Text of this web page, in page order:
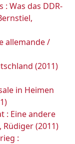
: Was das DDR-
allemande /
(2011)
in Heimen
: Eine andere
Rüdiger (2011)
: